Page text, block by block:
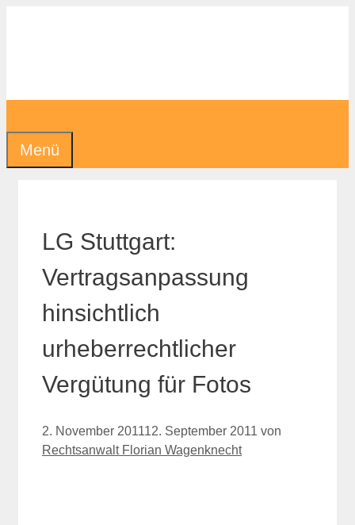
Menü
LG Stuttgart:
Vertragsanpassung
hinsichtlich
urheberrechtlicher
Vergütung für Fotos
2. November 201112. September 2011 von
Rechtsanwalt Florian Wagenknecht